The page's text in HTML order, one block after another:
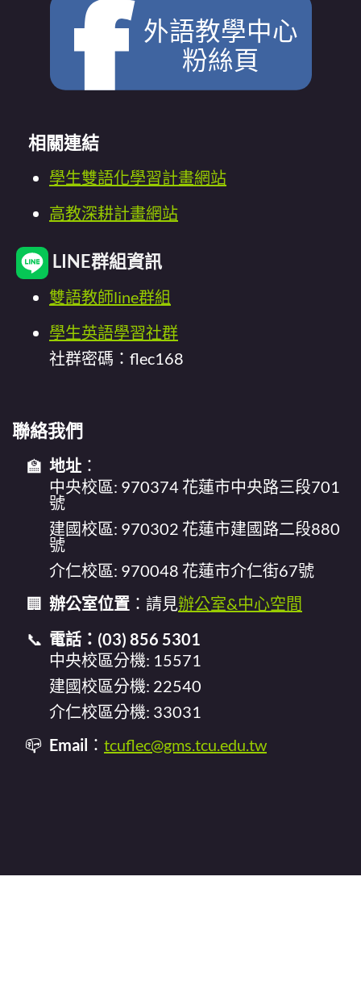
外語教學中心
粉絲頁
相關連結
學生雙語化學習計畫網站
高教深耕計畫網站
LINE群組資訊
雙語教師line群組
學生英語學習社群
社群密碼：flec168
聯絡我們
地址 ：
中央校區: 970374 花蓮市中央路三段701
號
建國校區: 970302 花蓮市建國路二段880
號
介仁校區: 970048 花蓮市介仁街67號
辦公室位置 ：請見辦公室&中心空間
電話：(03) 856 5301
中央校區分機: 15571
建國校區分機: 22540
介仁校區分機: 33031
Email ： tcuflec@gms.tcu.edu.tw